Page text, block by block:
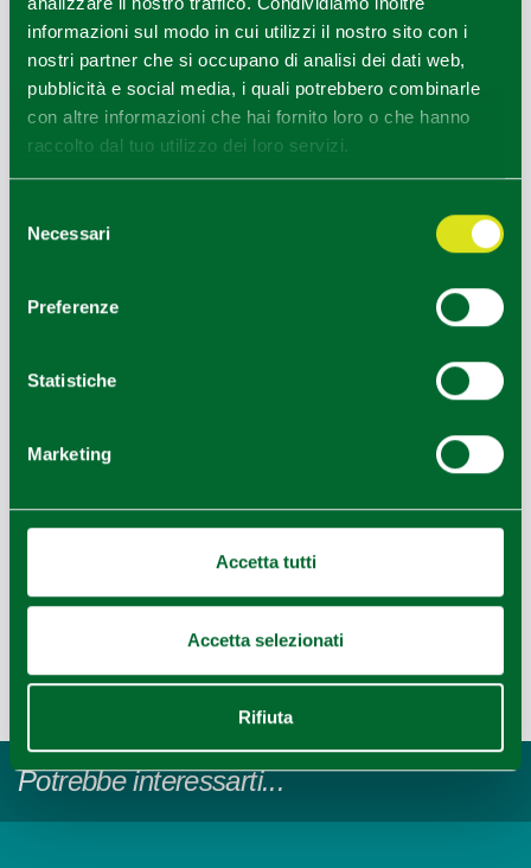
informazioni sul modo in cui utilizzi il nostro sito con i
nostri partner che si occupano di analisi dei dati web,
pubblicità e social media, i quali potrebbero combinarle
con altre informazioni che hai fornito loro o che hanno
raccolto dal tuo utilizzo dei loro servizi.
delNecessari
Preferenze
Statistiche
Marketing
Accetta tutti
Accetta selezionati
Rifiuta
imponenza e magnificenza.
Qui sono senza dubbio meritati i numerosi piatti
proposti dalla tradizione locale a base delFungo
porcino di Berceto.
A 8 km da Berceto il Passo della Cisa
Santuario della Modonna della Guardiasaluta il
pellegrino che sta per lasciare il territorio dell’Emilia.
1
5
−
|©OpenStreetMap
Ultimo aggiornamento 18/11/2022
Potrebbe interessarti...